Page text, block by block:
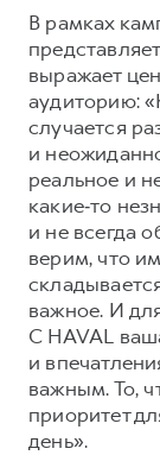
Коллекция
В рамках
выражает
аудиторию:
случается
и
реальное и
какие‑то
и не всегда
верим, что
важное. И
С HAVAL
и
важным. То,
приоритет
день».